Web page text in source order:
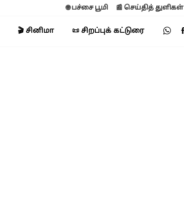
🌐 பச்சை பூமி 📰 செய்தித் துளிகள்
🎬 சினிமா 📜 சிறப்புக் கட்டுரை